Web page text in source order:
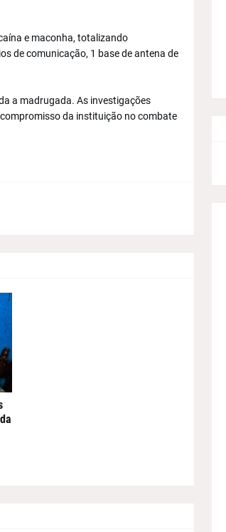
e maconha, totalizando
de comunicação, 1 base de antena de
a madrugada. As investigações
da instituição no combate